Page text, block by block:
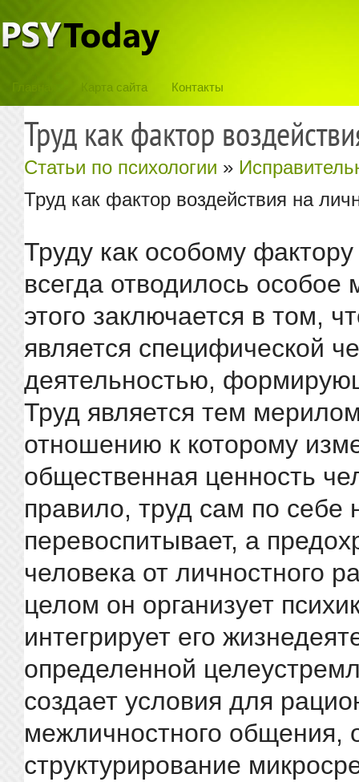
Карта сайта Контакты
Труд как фактор
Статьи по психологии »
Труд как фактор воздействия на
Труду как особому
всегда отводилось особое
этого заключается в том,
является специфической
деятельностью,
Труд является тем
отношению к которому
общественная ценность
правило, труд сам по себе
перевоспитывает, а
человека от личностного
целом он организует
интегрирует его
определенной
создает условия для
межличностного общения,
структурирование